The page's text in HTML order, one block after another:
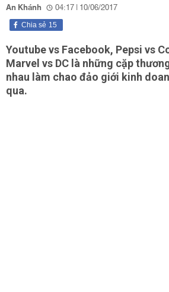
An Khánh 04:17 | 10/06/2017
15
Chia sẻ
Youtube vs Facebook, Pepsi vs
Marvel vs DC là những cặp
nhau làm chao đảo giới kinh
qua.